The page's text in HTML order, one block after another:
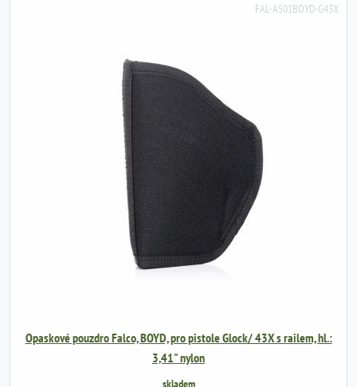
FAL-A501BOYD-G43X
Opaskové pouzdro Falco, BOYD, pro pistole Glock/ 43X s railem, hl.:
3,41" nylon
skladem